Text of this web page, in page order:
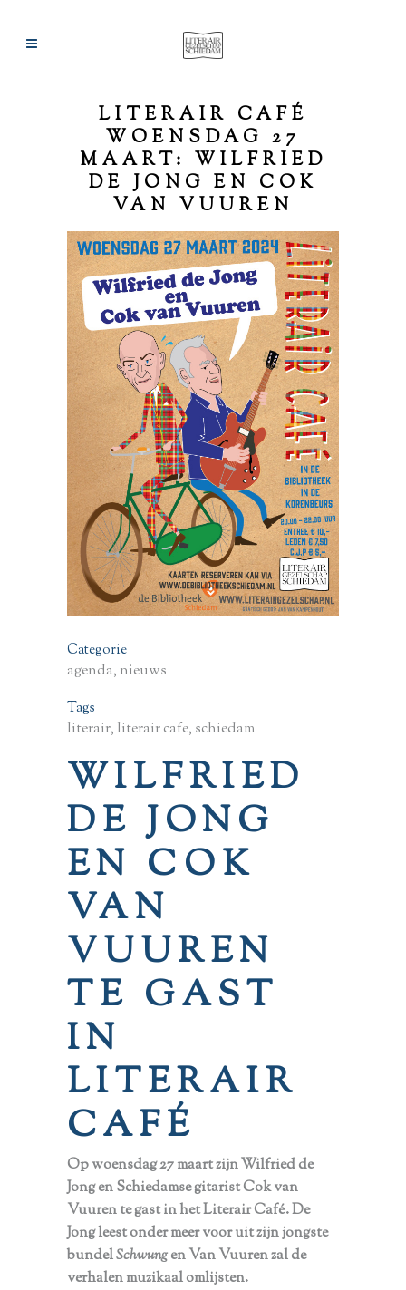
LITERAIR CAFÉ
WOENSDAG 27
MAART: WILFRIED
DE JONG EN COK
VAN VUUREN
Categorie
agenda, nieuws
Tags
literair, literair cafe, schiedam
WILFRIED
DE JONG
EN COK
VAN
VUUREN
TE GAST
IN
LITERAIR
CAFÉ
Op woensdag 27 maart zijn Wilfried de
Jong en Schiedamse gitarist Cok van
Vuuren te gast in het Literair Café. De
Jong leest onder meer voor uit zijn jongste
bundelSchwungen Van Vuuren zal de
verhalen muzikaal omlijsten.